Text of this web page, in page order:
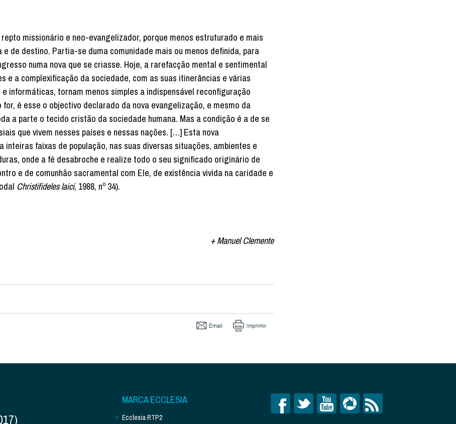
missionário e neo-evangelizador, porque menos estruturado e mais
de destino. Partia-se duma comunidade mais ou menos definida, para
numa nova que se criasse. Hoje, a rarefacção mental e sentimental
e a complexificação da sociedade, com as suas itinerâncias e várias
informáticas, tornam menos simples a indispensável reconfiguração
é esse o objectivo declarado da nova evangelização, e mesmo da
a parte o tecido cristão da sociedade humana. Mas a condição é a de se
que vivem nesses países e nessas nações. […] Esta nova
faixas de população, nas suas diversas situações, ambientes e
onde a fé desabroche e realize todo o seu significado originário de
e de comunhão sacramental com Ele, de existência vivida na caridade e
Christifideles laici, 1988, nº 34).
+ Manuel Clemente
MARCA ECCLESIA
Ecclesia RTP2